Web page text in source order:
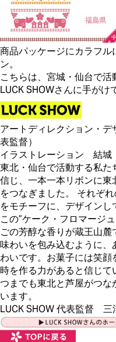
商品パッケージにカラフル
ン。
こちらは、宮城・仙台で活
LUCK SHOWさんに手がけ
アートディレクション・
表監督）
イラストレーション 結
東北・仙台で活動する私た
信じ、一本一本リボンに
をつなぎました。 それぞ
をモチーフに、デザインし
この”ケーク・フロマージ
ごの芳醇な香りが蔵王山
味わいを包み込むように
わいです。お菓子には笑顔
時を作る力があると信じ
つまでも東北と芦屋がつ
います。
LUCK SHOW 代表監督 三